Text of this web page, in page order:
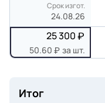
Срок изгот.
24.08.26
25 300
50.60 за шт.
Итог